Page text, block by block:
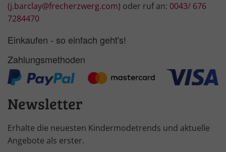
(j.barclay@frecherzwerg.com) oder ruf an: 0043/ 676
7284470
Einkaufen - so einfach geht's!
Zahlungsmethoden
Newsletter
Erhalte die neuesten Kindermodetrends und aktuelle
Angebote als erster.